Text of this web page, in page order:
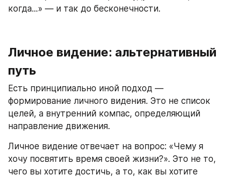
когда...» — и так до бесконечности.
Личное видение: альтернативный
путь
Есть принципиально иной подход —
формирование личного видения. Это не список
целей, а внутренний компас, определяющий
направление движения.
Личное видение отвечает на вопрос: «Чему я
хочу посвятить время своей жизни?». Это не то,
чего вы хотите достичь, а то, как вы хотите